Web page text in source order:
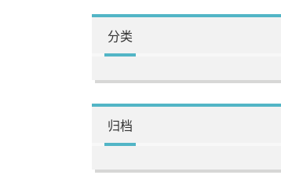
分类
归档